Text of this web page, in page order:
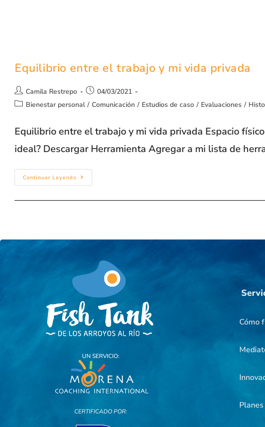
Equilibrio entre el trabajo y mi vida privada
Camila Restrepo
04/03/2021
Bienestar personal / Comunicación / Estudios de caso / Evaluaciones /
Equilibrio entre el trabajo y mi vida privada Espacio
ideal? Descargar Herramienta Agregar a mi lista de
Continuar Leyendo
UN SERVICIO:
CERTIFICADO POR:
Cómo